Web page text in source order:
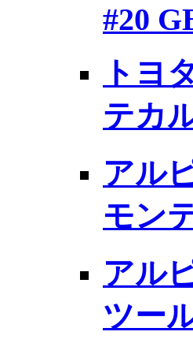
#20
トヨ
テカ
アル
モン
アル
ツー